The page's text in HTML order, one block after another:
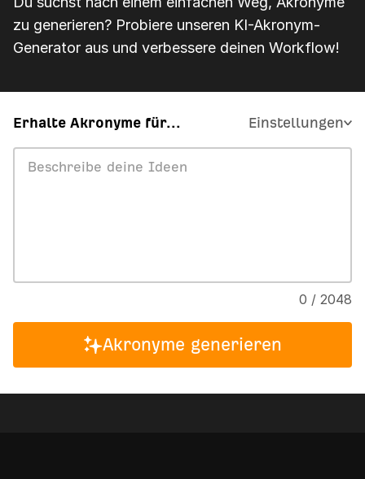
zu generieren? Probiere unseren KI-Akronym-
Generator aus und verbessere deinen Workflow!
Erhalte Akronyme für... Einstellungen
0 / 2048
Akronyme generieren